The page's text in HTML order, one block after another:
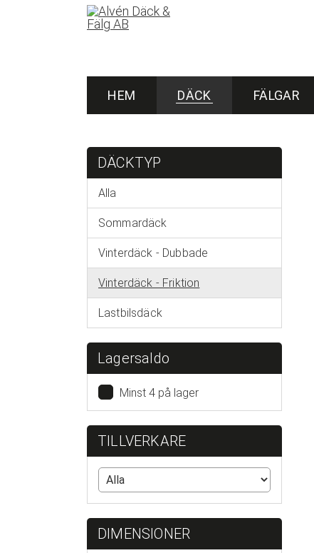
HEM DÄCK FÄLGAR
DÄCKTYP
Alla
Sommardäck
Vinterdäck - Dubbade
Vinterdäck - Friktion
Lastbilsdäck
Lagersaldo
Minst 4 på lager
TILLVERKARE
DIMENSIONER